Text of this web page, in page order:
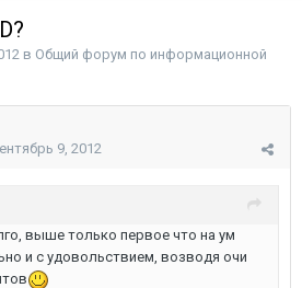
в Общий форум по информационной
9, 2012
выше только первое что на ум
и с удовольствием, возводя очи